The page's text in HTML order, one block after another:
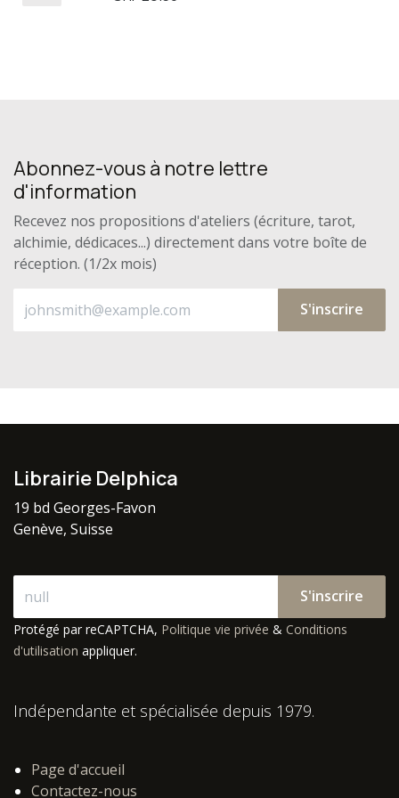
Abonnez-vous à notre lettre
d'information
Recevez nos propositions d'ateliers (écriture, tarot,
alchimie, dédicaces...) directement dans votre boîte de
réception. (1/2x mois)
S'inscrire
Librairie Delphica
19 bd Georges-Favon
Genève, Suisse
S'inscrire
Protégé par reCAPTCHA, Politique vie privée & Conditions
d'utilisation appliquer.
Indépendante et spécialisée depuis 1979.
Page d'accueil
Contactez-nous